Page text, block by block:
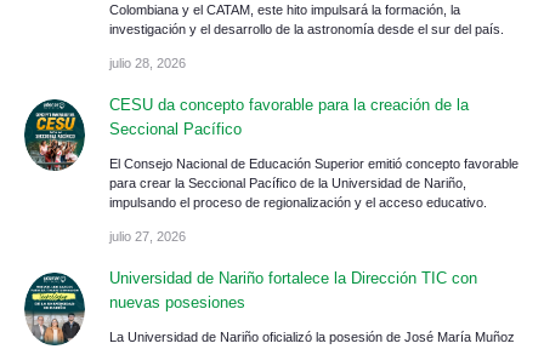
Colombiana y el CATAM, este hito impulsará la formación, la
investigación y el desarrollo de la astronomía desde el sur del país.
julio 28, 2026
CESU da concepto favorable para la creación de la
Seccional Pacífico
El Consejo Nacional de Educación Superior emitió concepto favorable
para crear la Seccional Pacífico de la Universidad de Nariño,
impulsando el proceso de regionalización y el acceso educativo.
julio 27, 2026
Universidad de Nariño fortalece la Dirección TIC con
nuevas posesiones
La Universidad de Nariño oficializó la posesión de José María Muñoz